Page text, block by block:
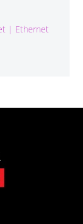
| Ethernet